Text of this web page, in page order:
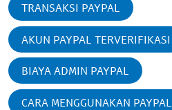
TRANSAKSI PAYPAL
AKUN PAYPAL TERVERIFIKASI
BIAYA ADMIN PAYPAL
CARA MENGGUNAKAN PAYPAL